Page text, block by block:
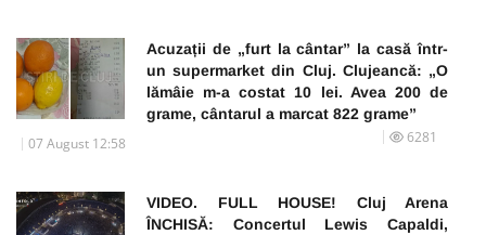
Acuzații de „furt la cântar” la casă într-
un supermarket din Cluj. Clujeancă: „O
lămâie m-a costat 10 lei. Avea 200 de
grame, cântarul a marcat 822 grame”
07 August 12:58 6281
VIDEO. FULL HOUSE! Cluj Arena
ÎNCHISĂ: Concertul Lewis Capaldi,